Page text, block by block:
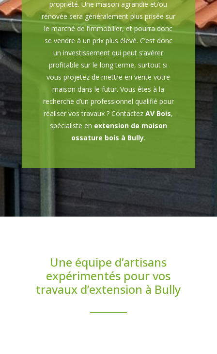
propriété. Une maison agrandie et/ou
rénovée sera généralement plus prisée sur
le marché de l’immobilier, et pourra donc
se vendre à un prix plus élevé. C’est donc
un investissement qui peut s’avérer
profitable sur le long terme, surtout si
vous projetez de mettre en vente votre
maison dans le futur. Vous êtes à la
recherche d’un professionnel qualifié pour
réaliser vos travaux ? ContactezAV Bois,
spécialiste en extension de maison
ossature bois à Bully.
Une équipe d’artisans
expérimentés pour vos
travaux d’extension à Bully